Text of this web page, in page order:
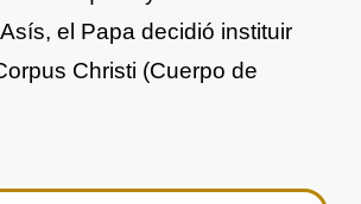
el Papa decidió instituir
Christi (Cuerpo de